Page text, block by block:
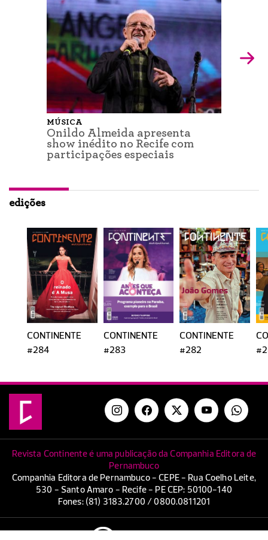
MÚSICA
Onildo Almeida apresenta
show inédito no Recife com
participações especiais
edições
CONTINENTE
#284
CONTINENTE
#283
CONTINENTE
#282
Revista Continente é uma publicação da Companhia Editora de
Pernambuco
Companhia Editora de Pernambuco - CEPE - Rua Coelho Leite,
530 - Santo Amaro - Recife - PE CEP: 50100-140
Fones: (81) 3183.2700 / 0800.0811201